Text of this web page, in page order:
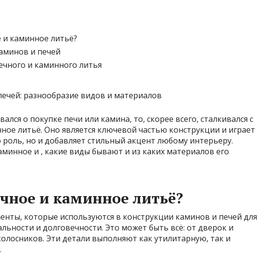
каминное литьё?
и печей
и каминного литья
о покупке печи или камина, то, скорее всего, сталкивался с
литьё. Оно является ключевой частью конструкции и играет
но и добавляет стильный акцент любому интерьеру.
и , какие виды бывают и из каких материалов его
и каминное литьё?
которые используются в конструкции каминов и печей для
и долговечности. Это может быть всё: от дверок и
Эти детали выполняют как утилитарную, так и